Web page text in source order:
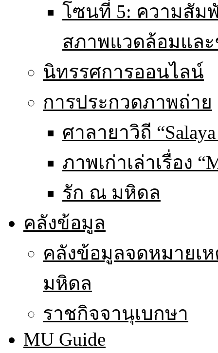
โซนที่ 5: ความสัม
สภาพแวดล้อมแล
นิทรรศการออนไลน์
การประกวดภาพถ่าย
ศาลายาวิถี
ภาพเก่าเล่าเรื่อง
รัก ณ มหิดล
คลังข้อมูล
คลังข้อมูลจดหมาย
มหิดล
ราชกิจจานุเบกษา
MU Guide